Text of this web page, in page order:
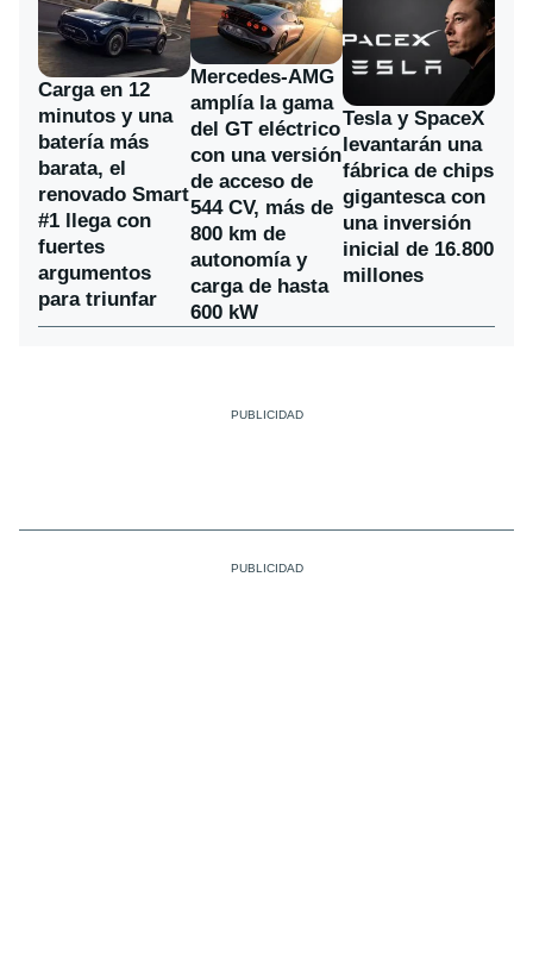
Carga en 12
minutos y una
batería más
barata, el
renovado Smart
#1 llega con
fuertes
argumentos
para triunfar
Mercedes-AMG
amplía la gama
del GT eléctrico
con una versión
de acceso de
544 CV, más de
800 km de
autonomía y
carga de hasta
600 kW
Tesla y SpaceX
levantarán una
fábrica de chips
gigantesca con
una inversión
inicial de 16.800
millones